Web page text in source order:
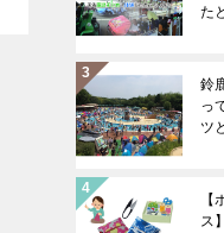
た
鈴
っ
ツ
ス